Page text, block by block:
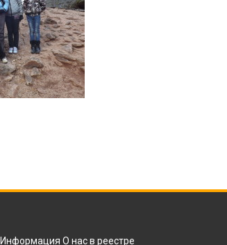
Информация О нас в реестре